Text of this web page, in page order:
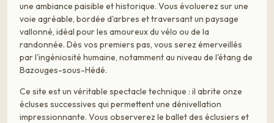
une ambiance paisible et historique. Vous évoluerez sur une
voie agréable, bordée d'arbres et traversant un paysage
vallonné, idéal pour les amoureux du vélo ou de la
randonnée. Dès vos premiers pas, vous serez émerveillés
par l'ingéniosité humaine, notamment au niveau de l'étang de
Bazouges-sous-Hédé.
Ce site est un véritable spectacle technique : il abrite onze
écluses successives qui permettent une dénivellation
impressionnante. Vous observerez le ballet des éclusiers et